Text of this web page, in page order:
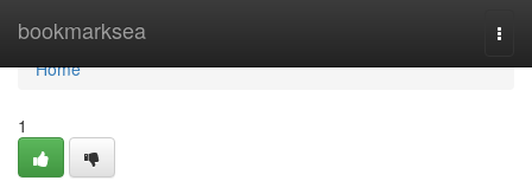
bookmarksea
Home
Home
1